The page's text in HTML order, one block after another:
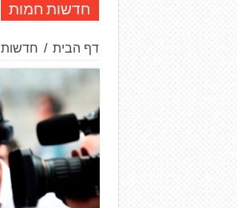
חדשות חמות
דף הבית / חדשות